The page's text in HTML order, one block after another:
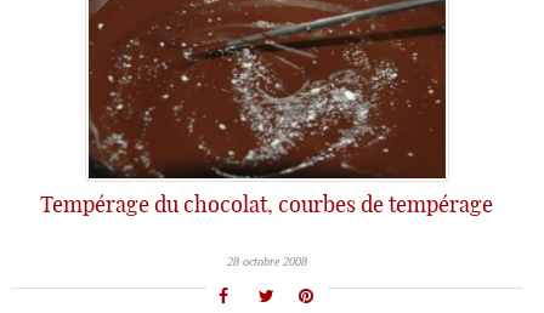
Tempérage du chocolat, courbes de tempérage
28 octobre 2008